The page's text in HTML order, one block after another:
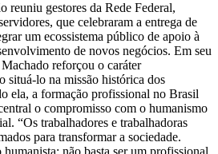
reuniu gestores da Rede Federal,
que celebraram a entrega de
um ecossistema público de apoio à
de novos negócios. Em seu
reforçou o caráter
situá-lo na missão histórica dos
ela, a formação profissional no Brasil
o compromisso com o humanismo
“Os trabalhadores e trabalhadoras
para transformar a sociedade.
não basta ser um profissional